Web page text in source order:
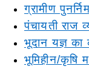
ग्रामीण
पंचायती राज
भूदान यज्ञ का
भूमिहीन/कृषि